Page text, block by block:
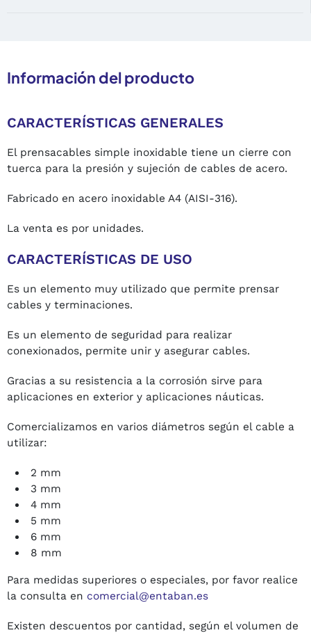
Información del producto
CARACTERÍSTICAS GENERALES
El prensacables simple inoxidable tiene un cierre con
tuerca para la presión y sujeción de cables de acero.
Fabricado en acero inoxidable A4 (AISI-316).
La venta es por unidades.
CARACTERÍSTICAS DE USO
Es un elemento muy utilizado que permite prensar
cables y terminaciones.
Es un elemento de seguridad para realizar
conexionados, permite unir y asegurar cables.
Gracias a su resistencia a la corrosión sirve para
aplicaciones en exterior y aplicaciones náuticas.
Comercializamos en varios diámetros según el cable a
utilizar:
2 mm
3 mm
4 mm
5 mm
6 mm
8 mm
Para medidas superiores o especiales, por favor realice
la consulta en comercial@entaban.es
Existen descuentos por cantidad, según el volumen de